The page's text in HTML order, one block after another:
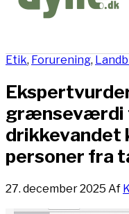
Etik, Forurening,
grænseværdi
drikkevandet
personer fra
27. december 2025 Af